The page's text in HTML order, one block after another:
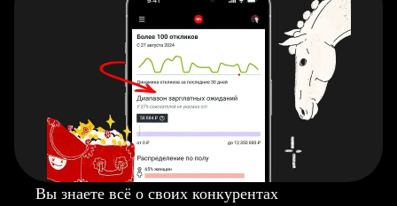
Вы знаете всё о своих конкурентах